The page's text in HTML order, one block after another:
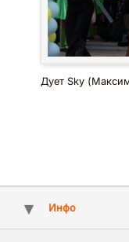
Дует Sky
Инфо